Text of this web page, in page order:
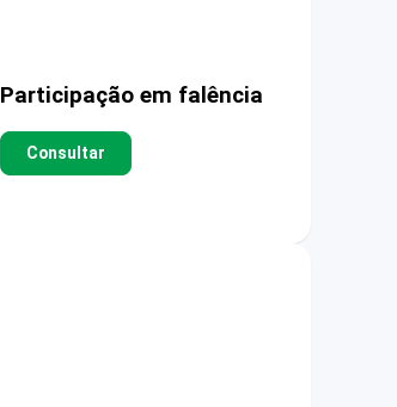
Participação em falência
Consultar